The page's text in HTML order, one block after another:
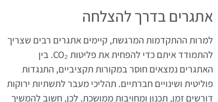
אתגרים בדרך להצלחה
למרות ההתקדמות המרגשת, קיימים אתגרים רבים שצריך
להתמודד איתם כדי להפחית את פליטות CO₂. בין
האתגרים נמצאים חוסר במקורות תקציביים, התנגדות
פוליטית ושינויים חברתיים. תהליכי מעבר לתשתיות ירוקות
דורשים זמן, תכנון ומחויבות ממושכת. לכן, חשוב להמשיך